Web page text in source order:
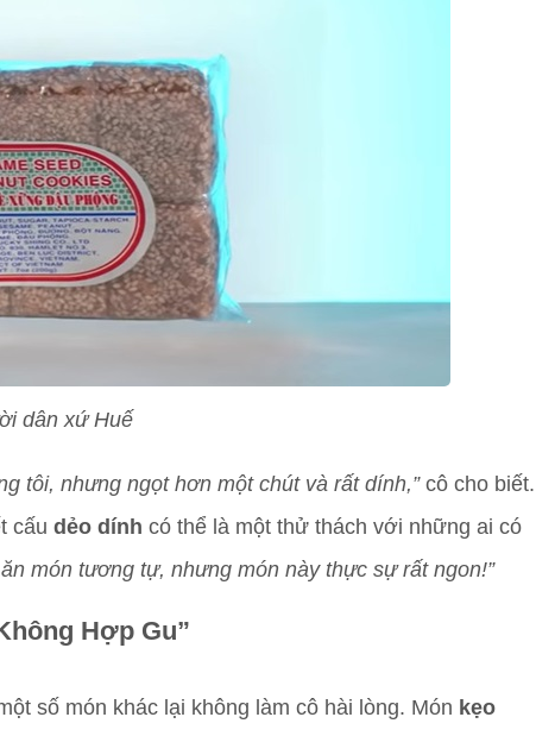
dân xứ Huế
tôi, nhưng ngọt hơn một chút và rất dính,”cô cho biết.
cấu dẻo dính có thể là một thử thách với những ai có
món tương tự, nhưng món này thực sự rất ngon!”
Hợp Gu”
số món khác lại không làm cô hài lòng. Món kẹo